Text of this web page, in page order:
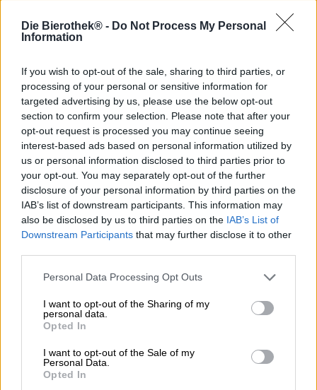
Die Bierothek® - Do Not Process My Personal
Information
If you wish to opt-out of the sale, sharing to third parties, or
processing of your personal or sensitive information for
targeted advertising by us, please use the below opt-out
section to confirm your selection. Please note that after your
opt-out request is processed you may continue seeing
interest-based ads based on personal information utilized by
us or personal information disclosed to third parties prior to
your opt-out. You may separately opt-out of the further
disclosure of your personal information by third parties on the
IAB’s list of downstream participants. This information may
also be disclosed by us to third parties on the IAB’s List of
Downstream Participants that may further disclose it to other
Personal Data Processing Opt Outs
I want to opt-out of the Sharing of my
personal data.
Opted In
I want to opt-out of the Sale of my
Personal Data.
Opted In
Disponibile da noi
Floors
€ 7,69
EINWEG
Informazioni